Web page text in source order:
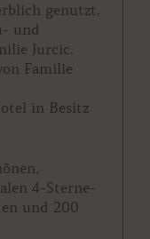
genutzt.
und
Jurcic.
Familie
in Besitz
4-Sterne-
und 200